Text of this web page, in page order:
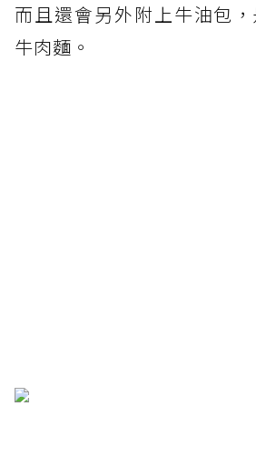
而且還會另外附上牛油包
牛肉麵。